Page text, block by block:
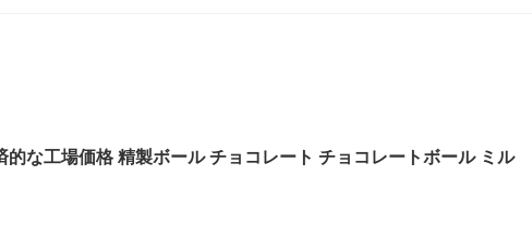
的な工場価格 精製ボール チョコレート チョコレートボール ミル